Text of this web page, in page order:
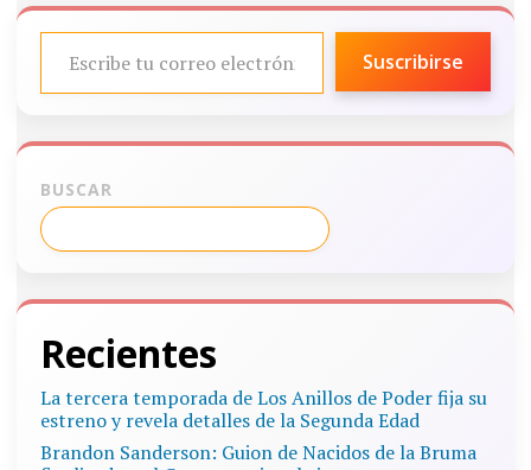
ESCRIBE TU CORREO ELECTRÓNICO…
Suscribirse
BUSCAR
Recientes
La tercera temporada de Los Anillos de Poder fija su
estreno y revela detalles de la Segunda Edad
Brandon Sanderson: Guion de Nacidos de la Bruma